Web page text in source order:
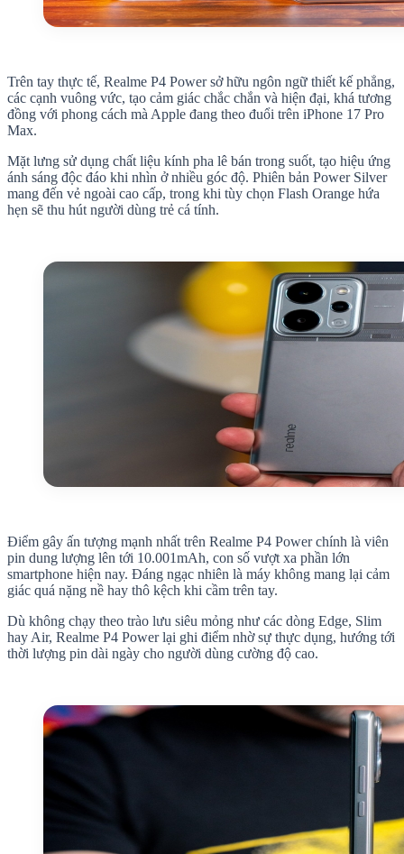
Trên tay thực tế, Realme P4 Power sở hữu ngôn ngữ thiết kế phẳng,
các cạnh vuông vức, tạo cảm giác chắc chắn và hiện đại, khá tương
đồng với phong cách mà Apple đang theo đuổi trên iPhone 17 Pro
Max.
Mặt lưng sử dụng chất liệu kính pha lê bán trong suốt, tạo hiệu ứng
ánh sáng độc đáo khi nhìn ở nhiều góc độ. Phiên bản Power Silver
mang đến vẻ ngoài cao cấp, trong khi tùy chọn Flash Orange hứa
hẹn sẽ thu hút người dùng trẻ cá tính.
Điểm gây ấn tượng mạnh nhất trên Realme P4 Power chính là viên
pin dung lượng lên tới 10.001mAh, con số vượt xa phần lớn
smartphone hiện nay. Đáng ngạc nhiên là máy không mang lại cảm
giác quá nặng nề hay thô kệch khi cầm trên tay.
Dù không chạy theo trào lưu siêu mỏng như các dòng Edge, Slim
hay Air, Realme P4 Power lại ghi điểm nhờ sự thực dụng, hướng tới
thời lượng pin dài ngày cho người dùng cường độ cao.